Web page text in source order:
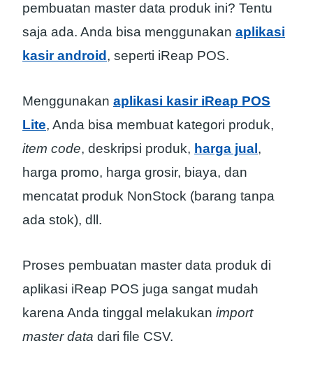
pembuatan master data produk ini? Tentu
saja ada. Anda bisa menggunakan aplikasi
kasir android , seperti iReap POS.
Menggunakan aplikasi kasir iReap POS
Lite, Anda bisa membuat kategori produk,
item code, deskripsi produk, harga jual ,
harga promo, harga grosir, biaya, dan
mencatat produk NonStock (barang tanpa
ada stok), dll.
Proses pembuatan master data produk di
aplikasi iReap POS juga sangat mudah
karena Anda tinggal melakukan import
master data dari file CSV.